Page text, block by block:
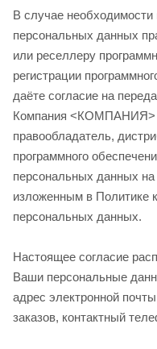
В случае
персональных данных
или реселлеру
регистрации
даёте согласие на
Компания <КОМПАНИЯ>
правообладатель,
программного
персональных данных
изложенным в Политике
персональных данных.
Настоящее согласие
Ваши персональные
адрес электронной
заказов, контактный